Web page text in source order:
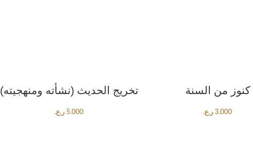
ADD TO CART
تخريج الحديث (نشأته ومنهجيته)
5.000 ر.ع.
كنوز من السنة
3.000 ر.ع.